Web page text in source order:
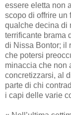
essere eletta non
scopo di offrire un
qualche decina di
terrificante brama
di Nissa Bontor; il
che potersi
minaccia che non
concretizzarsi, al
parte di chi
i capi delle varie